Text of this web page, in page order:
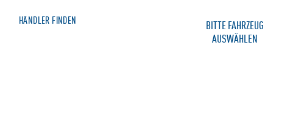
HÄNDLER FINDEN
BITTE FAHRZEUG
AUSWÄHLEN